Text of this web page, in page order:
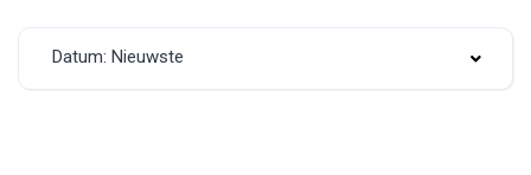
Datum: Nieuwste